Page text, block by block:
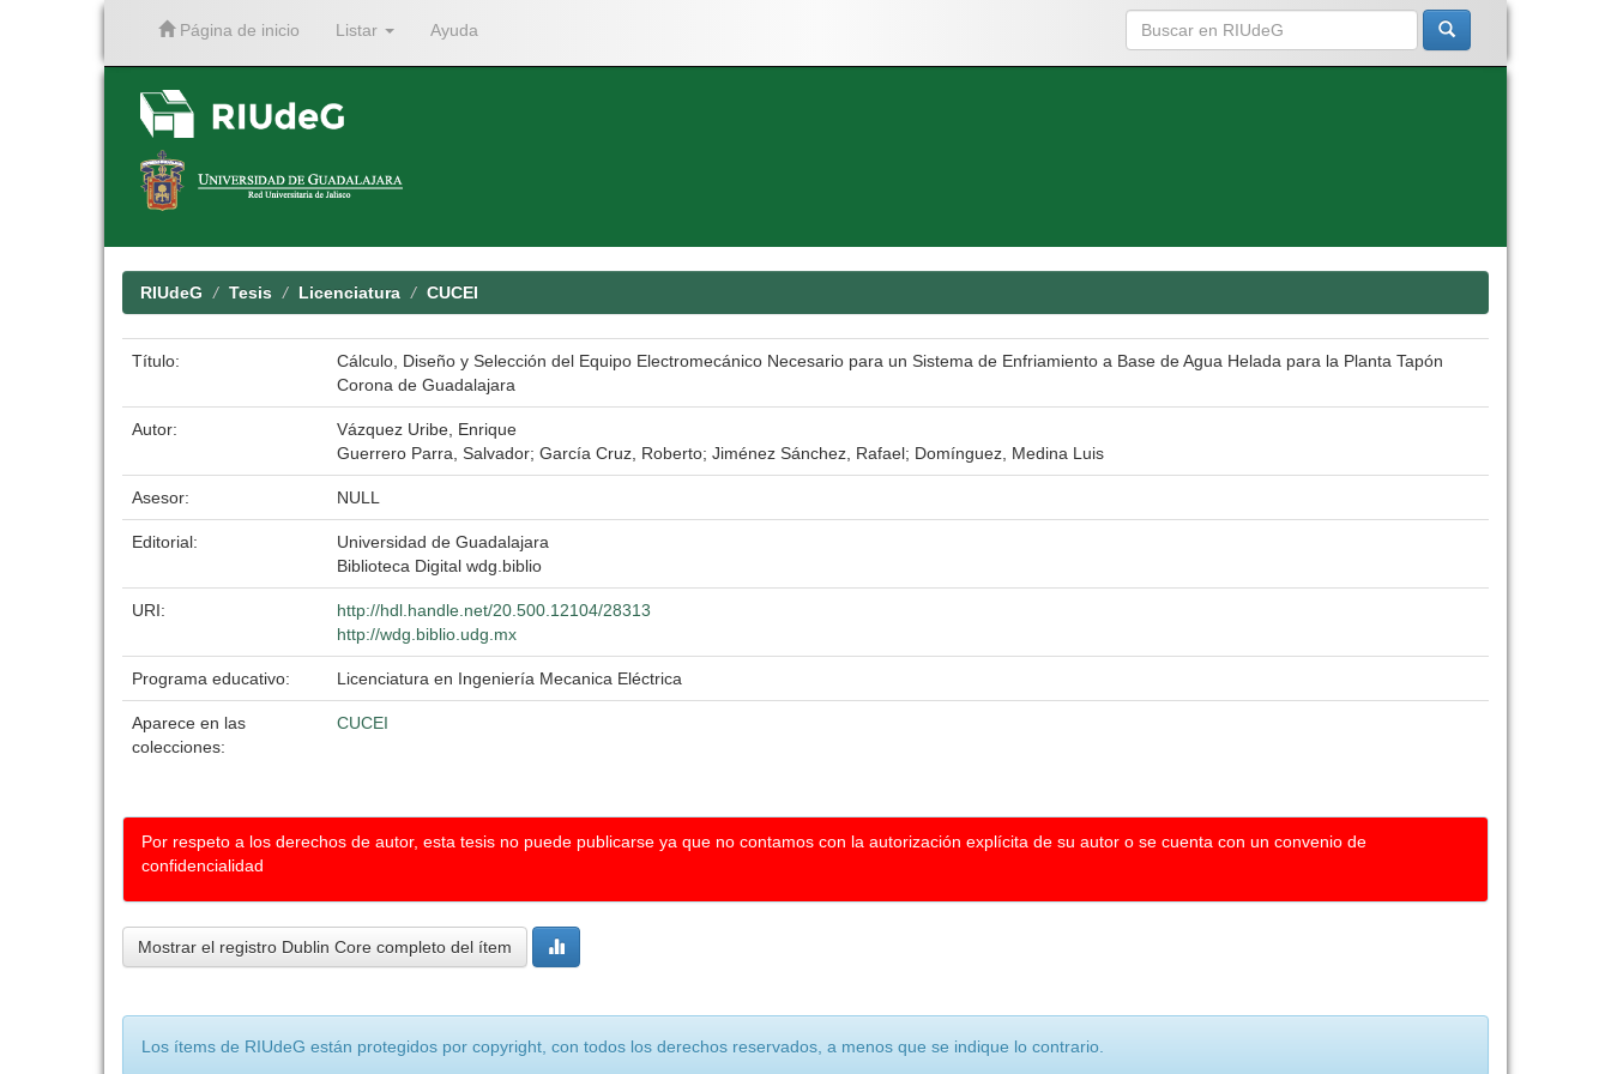
Página de inicio Listar Ayuda
RIUdeG Tesis Licenciatura CUCEI
Título:
Cálculo, Diseño y Selección del Equipo Electromecánico Necesario para un Sistema de Enfriamiento a Base de Agua Helada para la Planta Tapón
Corona de Guadalajara
Autor:
Vázquez Uribe, Enrique
Guerrero Parra, Salvador; García Cruz, Roberto; Jiménez Sánchez, Rafael; Domínguez, Medina Luis
Asesor: NULL
Editorial:
Universidad de Guadalajara
Biblioteca Digital wdg.biblio
URI:
http://hdl.handle.net/20.500.12104/28313
http://wdg.biblio.udg.mx
Programa educativo: Licenciatura en Ingeniería Mecanica Eléctrica
Aparece en las
colecciones:
CUCEI
Por respeto a los derechos de autor, esta tesis no puede publicarse ya que no contamos con la autorización explícita de su autor o se cuenta con un convenio de
confidencialidad
Mostrar el registro Dublin Core completo del ítem
Los ítems de RIUdeG están protegidos por copyright, con todos los derechos reservados, a menos que se indique lo contrario.